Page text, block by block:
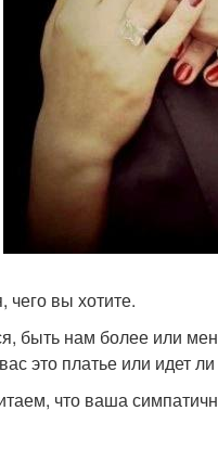
вы хотите.
быть нам более или
это платье или идет
что ваша